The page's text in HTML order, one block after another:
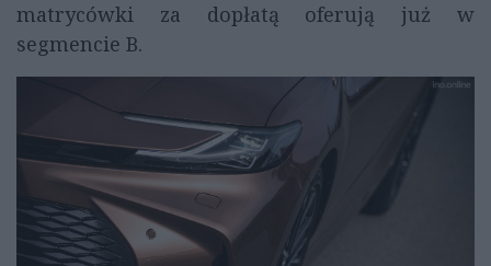
matrycówki za dopłatą oferują już w
segmencie B.